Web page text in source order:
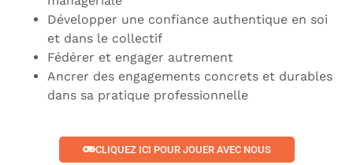
Développer une confiance authentique en soi
et dans le collectif
Fédérer et engager autrement
Ancrer des engagements concrets et durables
dans sa pratique professionnelle
CLIQUEZ ICI POUR JOUER AVEC NOUS